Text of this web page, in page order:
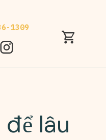
1309
lâu